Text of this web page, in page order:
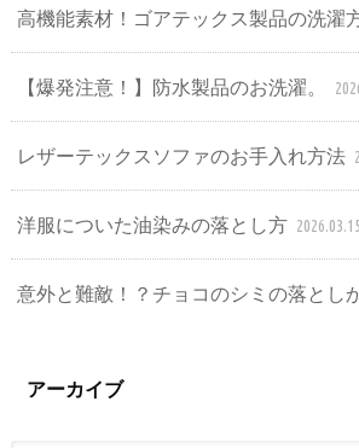
高機能素材！ゴアテックス製品の洗濯
【爆発注意！】防水製品のお洗濯。
レザーテックスソファのお手入れ方法
洋服についた油染みの落とし方 2026.03.15
意外と難敵！？チョコのシミの落とし
アーカイブ